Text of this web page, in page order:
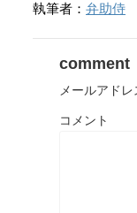
執筆者： 弁助侍
comment
メールアド
コメント